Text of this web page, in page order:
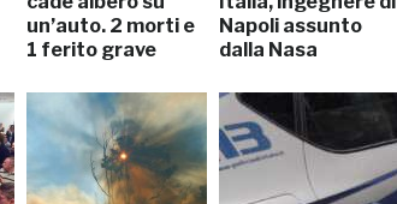
un’auto. 2 morti e
1 ferito grave
Napoli assunto
dalla Nasa